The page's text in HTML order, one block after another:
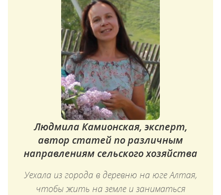
Людмила Камионская, эксперт,
автор статей по различным
направлениям сельского хозяйства
Уехала из города в деревню на юге Алтая,
чтобы жить на земле и заниматься